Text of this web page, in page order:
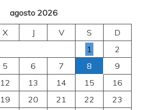
agosto 2026
X J V S
D
1
2
5 6 7 8
9
12 13 14 15
16
19 20 21 22
23